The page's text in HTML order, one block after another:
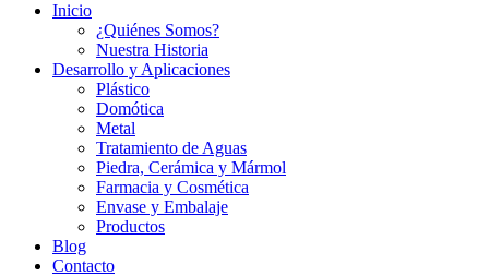
Inicio
¿Quiénes Somos?
Nuestra Historia
Desarrollo y Aplicaciones
Plástico
Domótica
Metal
Tratamiento de Aguas
Piedra, Cerámica y Mármol
Farmacia y Cosmética
Envase y Embalaje
Productos
Blog
Contacto